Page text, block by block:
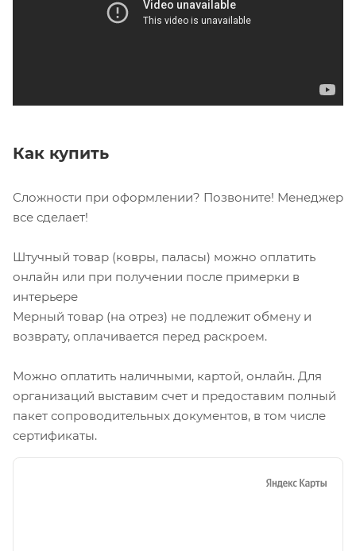
Как купить
Сложности при оформлении? Позвоните! Менеджер
все сделает!
Штучный товар (ковры, паласы) можно оплатить
онлайн или при получении после примерки в
интерьере
Мерный товар (на отрез) не подлежит обмену и
возврату, оплачивается перед раскроем.
Можно оплатить наличными, картой, онлайн. Для
организаций выставим счет и предоставим полный
пакет сопроводительных документов, в том числе
сертификаты.